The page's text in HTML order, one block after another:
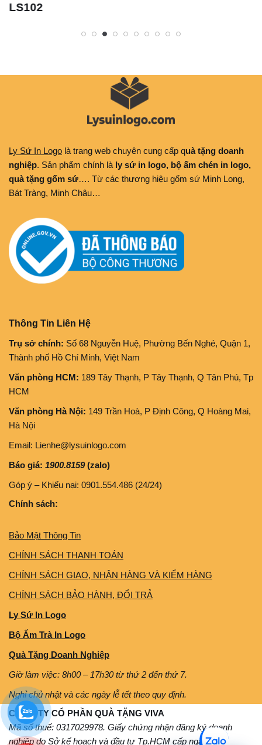
LS102
Ly Sứ In Logo là trang web chuyên cung cấp quà tặng doanh
nghiệp. Sản phẩm chính là ly sứ in logo, bộ ấm chén in logo,
quà tặng gốm sứ…. Từ các thương hiệu gốm sứ Minh Long,
Bát Tràng, Minh Châu…
Thông Tin Liên Hệ
Trụ sở chính: Số 68 Nguyễn Huệ, Phường Bến Nghé, Quận 1,
Thành phố Hồ Chí Minh, Việt Nam
Văn phòng HCM: 189 Tây Thạnh, P Tây Thạnh, Q Tân Phú, Tp
HCM
Văn phòng Hà Nội: 149 Trần Hoà, P Định Công, Q Hoàng Mai,
Hà Nội
Email: Lienhe@lysuinlogo.com
Báo giá: 1900.8159(zalo)
Góp ý – Khiếu nại: 0901.554.486 (24/24)
Chính sách:
Bảo Mật Thông Tin
CHÍNH SÁCH THANH TOÁN
CHÍNH SÁCH GIAO, NHẬN HÀNG VÀ KIỂM HÀNG
CHÍNH SÁCH BẢO HÀNH, ĐỔI TRẢ
Ly Sứ In Logo
Bộ Ấm Trà In Logo
Quà Tặng Doanh Nghiệp
Giờ làm việc: 8h00 – 17h30 từ thứ 2 đến thứ 7.
Nghỉ chủ nhật và các ngày lễ tết theo quy định.
CÔNG TY CỔ PHẦN QUÀ TẶNG VIVA
Mã số thuế: 0317029978. Giấy chứng nhận đăng ký doanh
nghiệp do Sở kế hoạch và đầu tư Tp.HCM cấp ngày